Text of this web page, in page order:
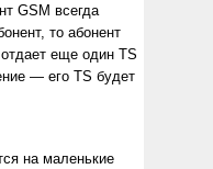
GSM всегда
то абонент
еще один TS
— его TS будет
на маленькие